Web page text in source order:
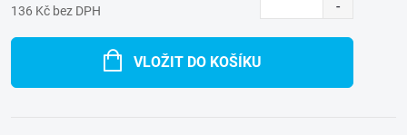
136 Kč bez DPH
VLOŽIT DO KOŠÍKU